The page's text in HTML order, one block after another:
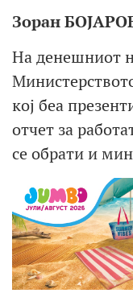
Зоран
На денешниот
кој беа
отчет за
се обрати и